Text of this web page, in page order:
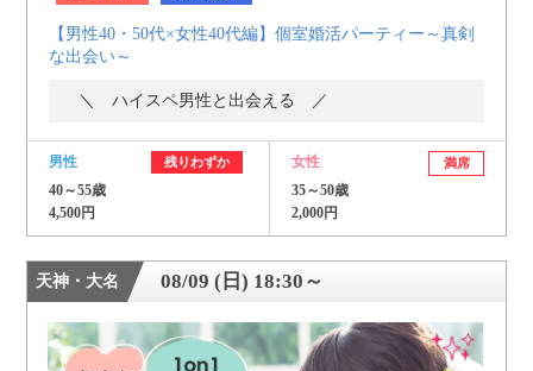
【男性40・50代×女性40代編】個室婚活パーティー～真剣
な出会い～
＼ ハイスペ男性と出会える ／
男性 残りわずか
40～55歳
4,500円
女性 満席
35～50歳
2,000円
天神・大名 08/09 (日) 18:30～